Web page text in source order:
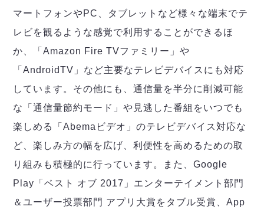
リガーレヴィア葛飾
Y．S．C．C．横浜
ヴィンセドール白山
アグレミーナ浜松
デウソン神戸
ポルセイド浜田
マートフォンやPC、タブレットなど様々な端末でテ
レビを観るような感覚で利用することができるほ
か、「Amazon Fire TVファミリー」や
「AndroidTV」など主要なテレビデバイスにも対応
しています。その他にも、通信量を半分に削減可能
な「通信量節約モード」や見逃した番組をいつでも
楽しめる「Abemaビデオ」のテレビデバイス対応な
ど、楽しみ方の幅を広げ、利便性を高めるための取
り組みも積極的に行っています。また、Google
Play「ベスト オブ 2017」エンターテイメント部門
＆ユーザー投票部門 アプリ大賞をタブル受賞、App